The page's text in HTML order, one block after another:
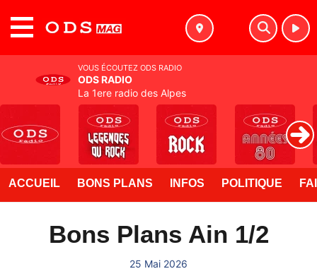
ACCUEIL BONS PLANS INFOS POLITIQUE
Bons Plans Ain 1/2
25 Mai 2026
VOUS ÉCOUTEZ ODS RADIO
ODS RADIO
La 1ere radio des Alpes